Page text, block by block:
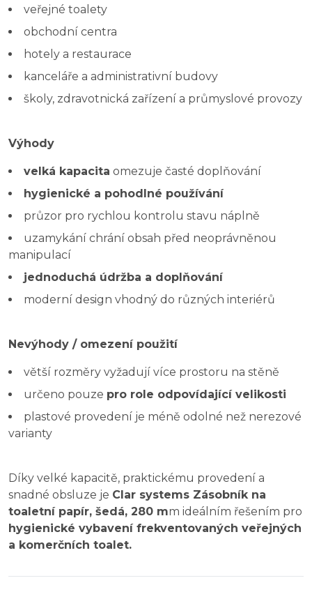
veřejné toalety
obchodní centra
hotely a restaurace
kanceláře a administrativní budovy
školy, zdravotnická zařízení a průmyslové provozy
Výhody
velká kapacita omezuje časté doplňování
hygienické a pohodlné používání
průzor pro rychlou kontrolu stavu náplně
uzamykání chrání obsah před neoprávněnou
manipulací
jednoduchá údržba a doplňování
moderní design vhodný do různých interiérů
Nevýhody / omezení použití
větší rozměry vyžadují více prostoru na stěně
určeno pouze pro role odpovídající velikosti
plastové provedení je méně odolné než nerezové
varianty
Díky velké kapacitě, praktickému provedení a
snadné obsluze je Clar systems Zásobník na
toaletní papír, šedá, 280 mm ideálním řešením pro
hygienické vybavení frekventovaných veřejných
a komerčních toalet.